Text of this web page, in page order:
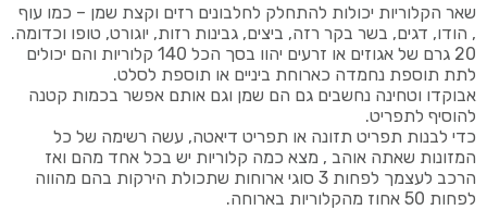
שאר הקלוריות יכולות להתחלק לחלבונים רזים וקצת שמן – כמו עוף
, הודו, דגים, בשר בקר רזה, ביצים, גבינות רזות, יוגורט, טופו וכדומה.
20 גרם של אגוזים או זרעים יהוו בסך הכל 140 קלוריות והם יכולים
לתת תוספת נחמדה כארוחת ביניים או תוספת לסלט.
אבוקדו וטחינה נחשבים גם הם שמן וגם אותם אפשר בכמות קטנה
להוסיף לתפריט.
כדי לבנות תפריט תזונה או תפריט דיאטה, עשה רשימה של כל
המזונות שאתה אוהב , מצא כמה קלוריות יש בכל אחד מהם ואז
הרכב לעצמך לפחות 3 סוגי ארוחות שתכולת הירקות בהם מהווה
לפחות 50 אחוז מהקלוריות בארוחה.